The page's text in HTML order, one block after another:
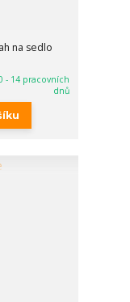
na sedlo
- 14 pracovních
dnů